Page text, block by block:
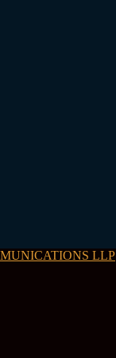
LLP